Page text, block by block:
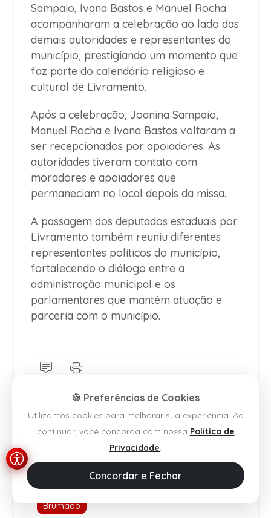
Sampaio, Ivana Bastos e Manuel Rocha
acompanharam a celebração ao lado das
demais autoridades e representantes do
município, prestigiando um momento que
faz parte do calendário religioso e
cultural de Livramento.
Após a celebração, Joanina Sampaio,
Manuel Rocha e Ivana Bastos voltaram a
ser recepcionados por apoiadores. As
autoridades tiveram contato com
moradores e apoiadores que
permaneciam no local depois da missa.
A passagem dos deputados estaduais por
Livramento também reuniu diferentes
representantes políticos do município,
fortalecendo o diálogo entre a
administração municipal e os
parlamentares que mantêm atuação e
parceria com o município.
Brumado
🍪 Preferências de Cookies
Utilizamos cookies para melhorar sua experiência. Ao
continuar, você concorda com nossa Política de
Privacidade.
Concordar e Fechar